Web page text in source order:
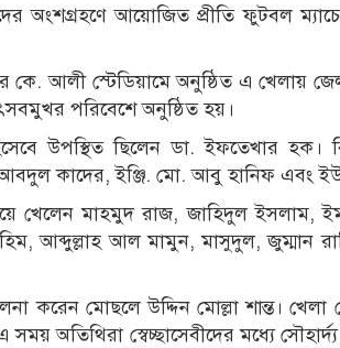
অংশগ্রহণে আয়োজিত প্রীতি ফুটবল
আলী স্টেডিয়ামে অনুষ্ঠিত এ খেলায়
পরিবেশে অনুষ্ঠিত হয়।
উপস্থিত ছিলেন ডা. ইফতেখার হক।
কাদের, ইঞ্জি. মো. আবু হানিফ এবং
খেলেন মাহমুদ রাজ, জাহিদুল ইসলাম,
আব্দুল্লাহ আল মামুন, মাসুদুল,
করেন মোছলে উদ্দিন মোল্লা শান্ত।
অতিথিরা স্বেচ্ছাসেবীদের মধ্যে